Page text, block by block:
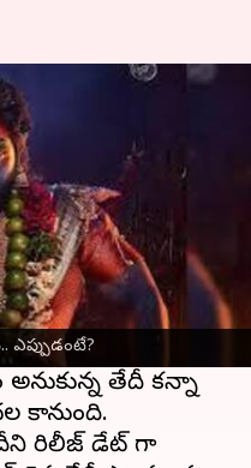
ఎప్పుడంటే?
పుష్ప 2
01:36 pm
"పుష్ప 2"
వార్తలు నిజమయ్యాయి.
తాజా
తేదీ కన్నా
కానుంది.
రిలీజ్ డేట్ గా